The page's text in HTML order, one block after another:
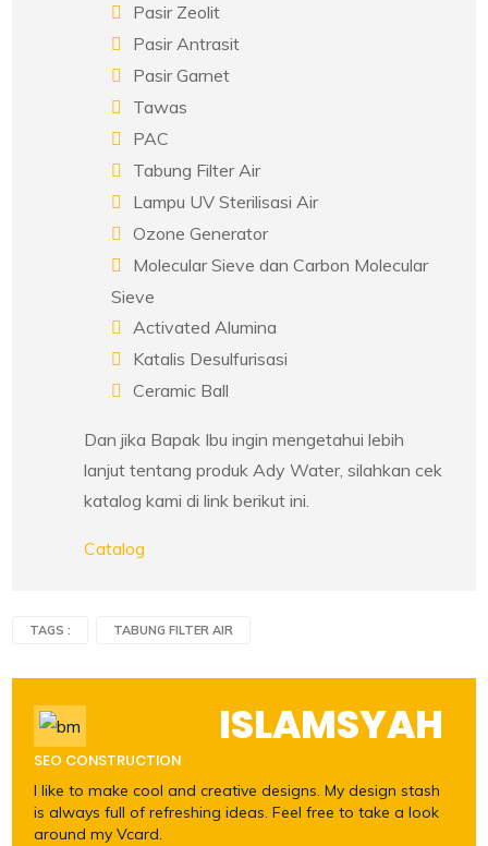
Pasir Zeolit
Pasir Antrasit
Pasir Garnet
Tawas
PAC
Tabung Filter Air
Lampu UV Sterilisasi Air
Ozone Generator
Molecular Sieve dan Carbon Molecular
Sieve
Activated Alumina
Katalis Desulfurisasi
Ceramic Ball
Dan jika Bapak Ibu ingin mengetahui lebih
lanjut tentang produk Ady Water, silahkan cek
katalog kami di link berikut ini.
Catalog
TAGS : TABUNG FILTER AIR
ISLAMSYAH
SEO CONSTRUCTION
I like to make cool and creative designs. My design stash
is always full of refreshing ideas. Feel free to take a look
around my Vcard.